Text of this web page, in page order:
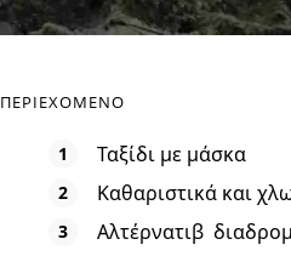
ΠΕΡΙΕΧΌΜΕΝΟ
Ταξίδι με μάσκα
Καθαριστικά και
Αλτέρνατιβ